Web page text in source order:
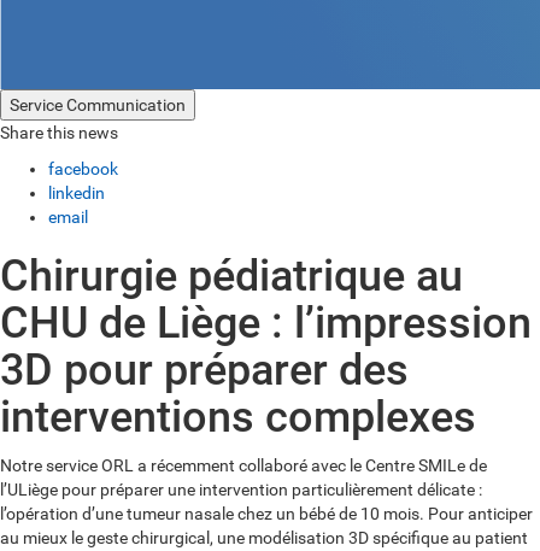
Service Communication
Share this news
facebook
linkedin
email
Chirurgie pédiatrique au
CHU de Liège : l’impression
3D pour préparer des
interventions complexes
Notre service ORL a récemment collaboré avec le Centre SMILe de
l’ULiège pour préparer une intervention particulièrement délicate :
l’opération d’une tumeur nasale chez un bébé de 10 mois. Pour anticiper
au mieux le geste chirurgical, une modélisation 3D spécifique au patient